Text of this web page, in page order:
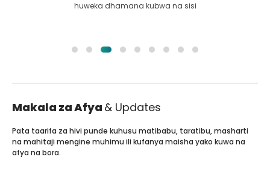
huweka dhamana kubwa na sisi
Makala za Afya & Updates
Pata taarifa za hivi punde kuhusu matibabu, taratibu, masharti
na mahitaji mengine muhimu ili kufanya maisha yako kuwa na
afya na bora.